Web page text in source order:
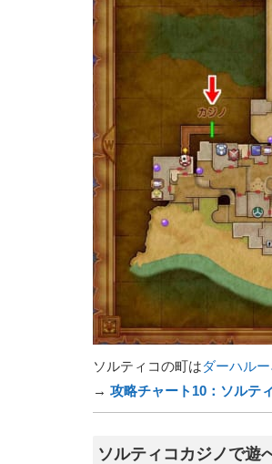
ソルティコの町はダーハル
→ 攻略チャート10：ソルテ
ソルティコカジノで遊